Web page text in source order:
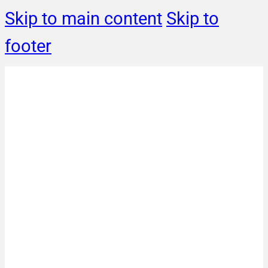
Skip to main content Skip to
footer